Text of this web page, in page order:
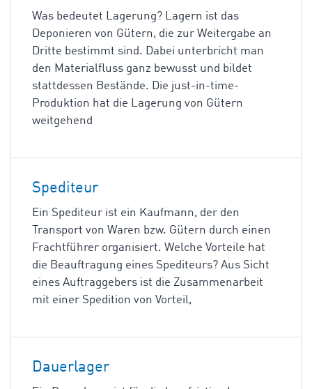
Was bedeutet Lagerung? Lagern ist das
Deponieren von Gütern, die zur Weitergabe an
Dritte bestimmt sind. Dabei unterbricht man
den Materialfluss ganz bewusst und bildet
stattdessen Bestände. Die just-in-time-
Produktion hat die Lagerung von Gütern
weitgehend
Spediteur
Ein Spediteur ist ein Kaufmann, der den
Transport von Waren bzw. Gütern durch einen
Frachtführer organisiert. Welche Vorteile hat
die Beauftragung eines Spediteurs? Aus Sicht
eines Auftraggebers ist die Zusammenarbeit
mit einer Spedition von Vorteil,
Dauerlager